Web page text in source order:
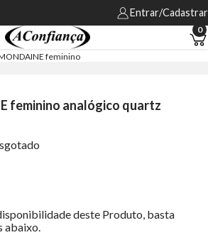
Entrar/Cadastrar
0
feminino
feminino analógico quartz
deste Produto, basta
abaixo.